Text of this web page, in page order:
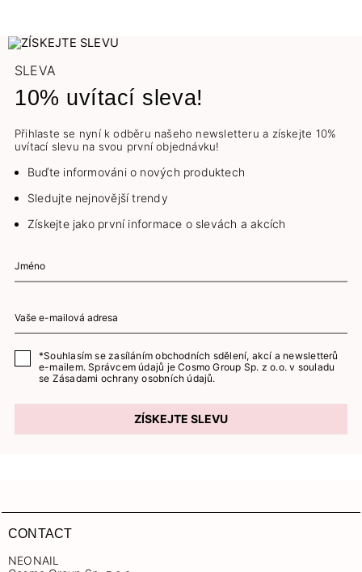
SLEVA
10% uvítací sleva!
Přihlaste se nyní k odběru našeho newsletteru a získejte 10%
uvítací slevu na svou první objednávku!
Buďte informováni o nových produktech
Sledujte nejnovější trendy
Získejte jako první informace o slevách a akcích
*Souhlasím se zasíláním obchodních sdělení, akcí a newsletterů
e-mailem. Správcem údajů je Cosmo Group Sp. z o.o. v souladu
se Zásadami ochrany osobních údajů.
ZÍSKEJTE SLEVU
CONTACT
NEONAIL